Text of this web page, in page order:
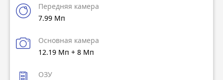
Передняя камера
7.99 Мп
Основная камера
12.19 Мп + 8 Мп
ОЗУ